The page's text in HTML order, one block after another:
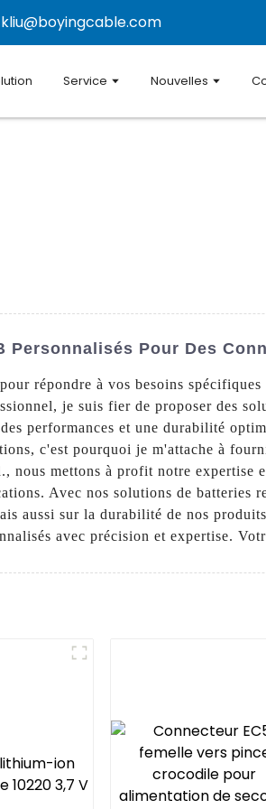
Service Nouvelles
Personnalisés Pour Des
répondre à vos besoins
je suis fier de proposer des
performances et une durabilité
c'est pourquoi je m'attache à
nous mettons à profit notre
Avec nos solutions de batteries
aussi sur la durabilité de nos
avec précision et expertise.